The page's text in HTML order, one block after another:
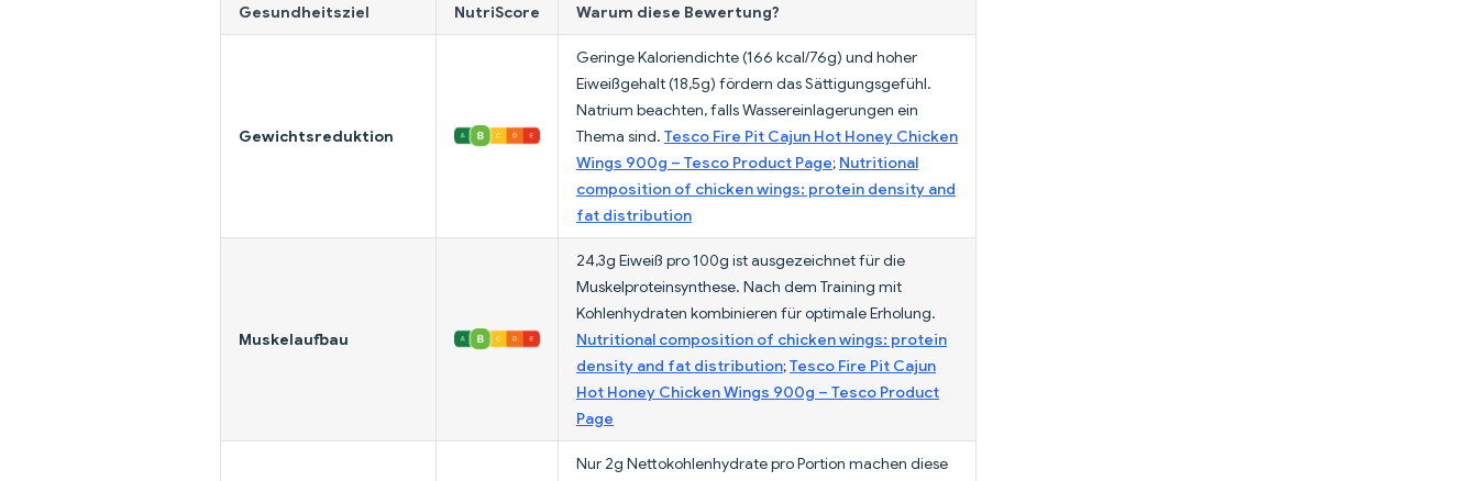
Gesundheitsziel NutriScore Warum diese Bewertung?
Gewichtsreduktion
Geringe Kaloriendichte (166 kcal/76g) und hoher
Eiweißgehalt (18,5g) fördern das Sättigungsgefühl.
Natrium beachten, falls Wassereinlagerungen ein
Thema sind. Tesco Fire Pit Cajun Hot Honey Chicken
Wings 900g – Tesco Product Page; Nutritional
composition of chicken wings: protein density and
fat distribution
Muskelaufbau
24,3g Eiweiß pro 100g ist ausgezeichnet für die
Muskelproteinsynthese. Nach dem Training mit
Kohlenhydraten kombinieren für optimale Erholung.
Nutritional composition of chicken wings: protein
density and fat distribution;Tesco Fire Pit Cajun
Hot Honey Chicken Wings 900g – Tesco Product
Page
Nur 2g Nettokohlenhydrate pro Portion machen diese